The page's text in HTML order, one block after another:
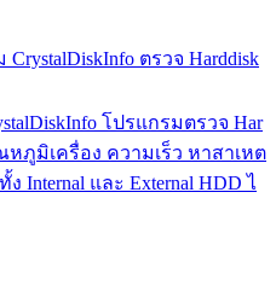
ตรวจ Harddisk
โปรแกรมตรวจ Har
ภูมิเครื่อง ความเร็ว หาสาเหต
Internal และ External HDD ไ